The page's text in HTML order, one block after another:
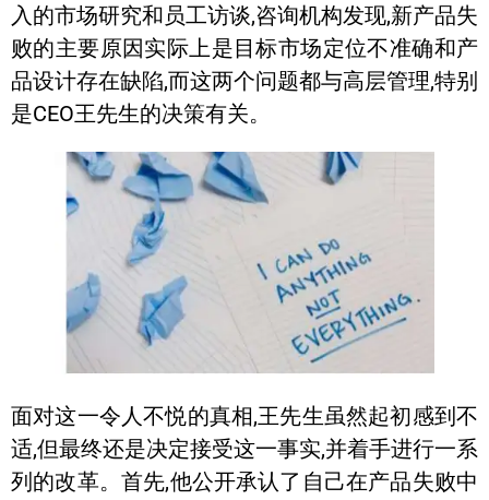
入的市场研究和员工访谈,咨询机构发现,新产品失
败的主要原因实际上是目标市场定位不准确和产
品设计存在缺陷,而这两个问题都与高层管理,特别
是CEO王先生的决策有关。
面对这一令人不悦的真相,王先生虽然起初感到不
适,但最终还是决定接受这一事实,并着手进行一系
列的改革。首先,他公开承认了自己在产品失败中